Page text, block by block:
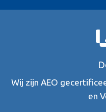
Wij zijn AEO
en